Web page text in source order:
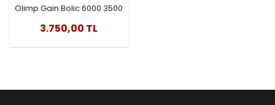
Olimp Gain Bolic 6000 3500
Gr
3.750,00 TL